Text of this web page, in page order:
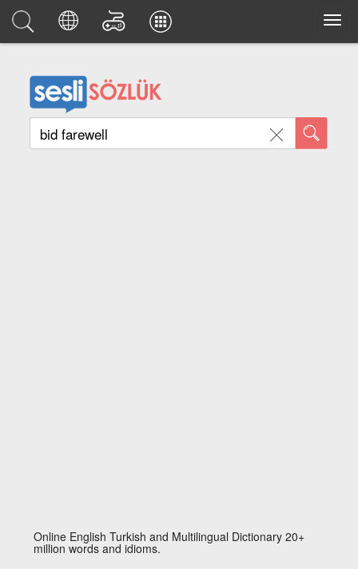
Online English Turkish and Multilingual Dictionary 20+
million words and idioms.